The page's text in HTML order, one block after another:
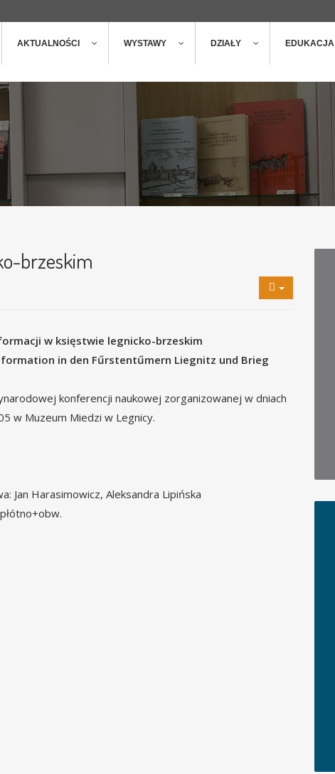
AKTUALNOŚCI WYSTAWY DZIAŁY EDUKACJA
brzeskim
w księstwie legnicko-brzeskim
in den Fűrstentűmern Liegnitz und Brieg
konferencji naukowej zorganizowanej w dniach
w Muzeum Miedzi w Legnicy.
Jan Harasimowicz, Aleksandra Lipińska